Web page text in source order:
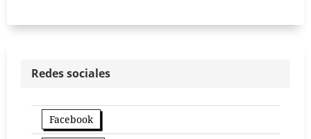
Redes sociales
Facebook